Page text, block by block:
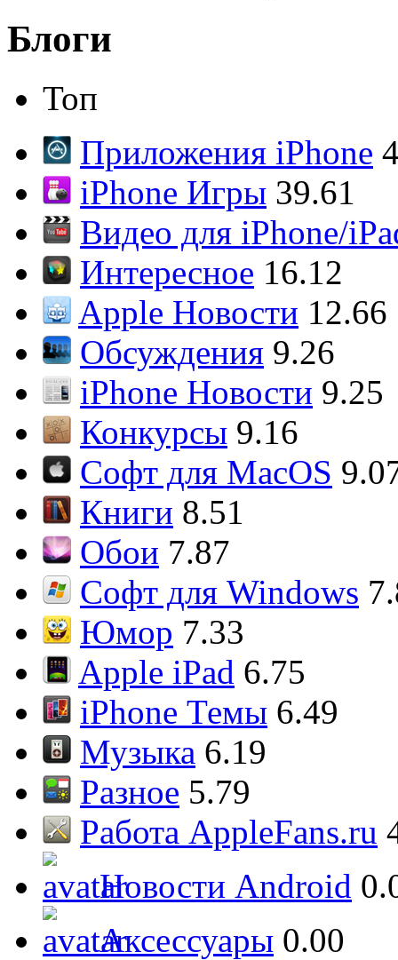
Блоги
Топ
Приложения iPhone
iPhone Игры 39.61
Видео для iPhone/
Интересное 16.12
Apple Новости 12.66
Обсуждения 9.26
iPhone Новости 9.25
Конкурсы 9.16
Софт для MacOS
Книги 8.51
Обои 7.87
Софт для Windows
Юмор 7.33
Apple iPad 6.75
iPhone Темы 6.49
Музыка 6.19
Разное 5.79
Работа AppleFans.ru
Новости Android
Аксессуары 0.00